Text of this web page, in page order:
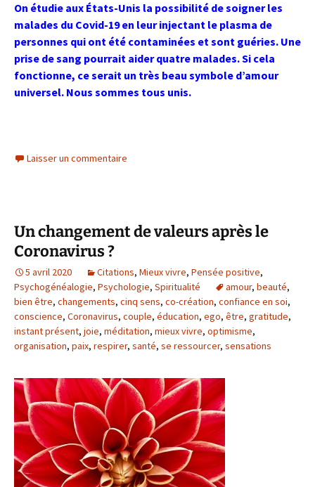
On étudie aux États-Unis la possibilité de soigner les
malades du Covid-19 en leur injectant le plasma de
personnes qui ont été contaminées et sont guéries. Une
prise de sang pourrait aider quatre malades. Si cela
fonctionne, ce serait un très beau symbole d’amour
universel. Nous sommes tous unis.
Laisser un commentaire
Un changement de valeurs après le
Coronavirus ?
5 avril 2020 Citations, Mieux vivre, Pensée positive,
Psychogénéalogie, Psychologie, Spiritualité amour, beauté,
bien être, changements, cinq sens, co-création, confiance en soi,
conscience, Coronavirus, couple, éducation, ego, être, gratitude,
instant présent, joie, méditation, mieux vivre, optimisme,
organisation, paix, respirer, santé, se ressourcer, sensations